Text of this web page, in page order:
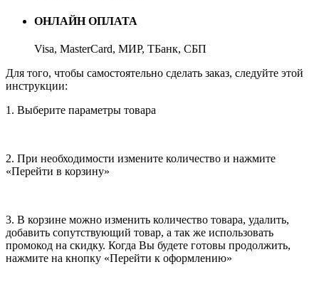
ОНЛАЙН ОПЛАТА
Visa, MasterCard, МИР, ТБанк, СБП
Для того, чтобы самостоятельно сделать заказ, следуйте этой
инструкции:
1. Выберите параметры товара
2. При необходимости измените количество и нажмите
«Перейти в корзину»
3. В корзине можно изменить количество товара, удалить,
добавить сопутствующий товар, а так же использовать
промокод на скидку. Когда Вы будете готовы продолжить,
нажмите на кнопку «Перейти к оформлению»